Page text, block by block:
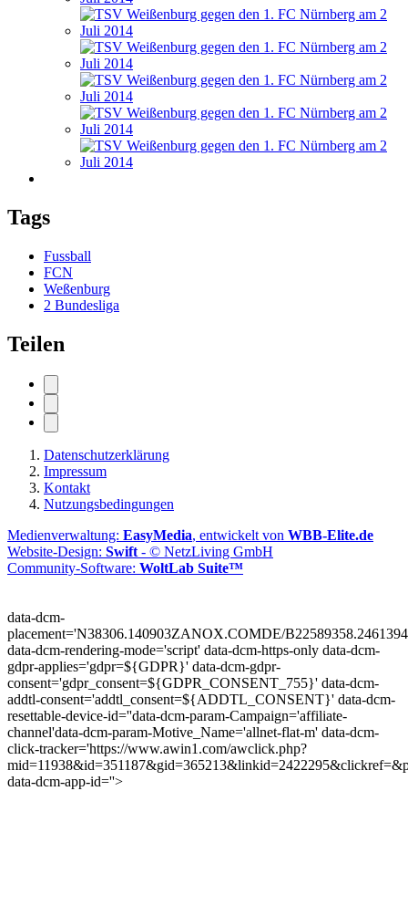
Tags
Fussball
FCN
Weßenburg
2 Bundesliga
Teilen
Datenschutzerklärung
Impressum
Kontakt
Nutzungsbedingungen
Medienverwaltung: EasyMedia, entwickelt von WBB-Elite.de
Website-Design: Swift - © NetzLiving GmbH
Community-Software: WoltLab Suite™
data-dcm-
placement='N38306.140903ZANOX.COMDE/
data-dcm-rendering-mode='script' data-dcm-https-only data-dcm-
gdpr-applies='gdpr=${GDPR}' data-dcm-gdpr-
consent='gdpr_consent=${GDPR_CONSENT_755}' data-dcm-
addtl-consent='addtl_consent=${ADDTL_CONSENT}' data-dcm-
resettable-device-id=''data-dcm-param-Campaign='affiliate-
channel'data-dcm-param-Motive_Name='allnet-flat-m' data-dcm-
click-tracker='https://www.awin1.com/awclick.php?
data-dcm-app-id=''>